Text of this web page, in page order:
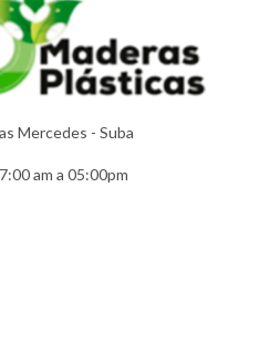
Mercedes - Suba
am a 05:00pm